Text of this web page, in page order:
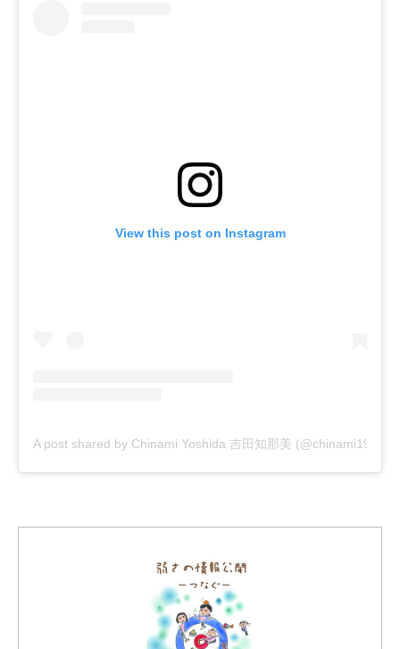
View this post on Instagram
A post shared by Chinami Yoshida 吉田知那美 (@chinami1991)